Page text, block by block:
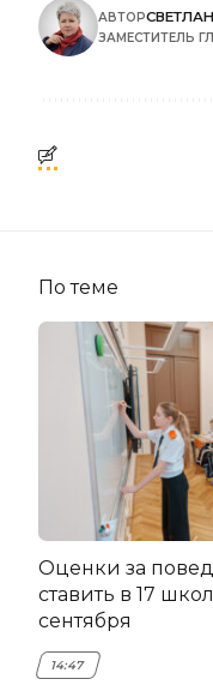
АВТОР
ЗАМЕСТИТЕЛЬ
По теме
Оценки за
ставить в 17
сентября
14:47